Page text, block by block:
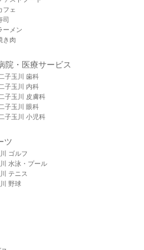
フェ
司
ーメン
き肉
院・医療サービス
子玉川 歯科
子玉川 内科
子玉川 皮膚科
子玉川 眼科
子玉川 小児科
ツ
ゴルフ
水泳・プール
テニス
野球